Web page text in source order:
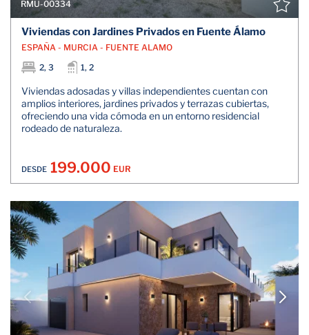
RMU-00334
Viviendas con Jardines Privados en Fuente Álamo
ESPAÑA - MURCIA - FUENTE ALAMO
2, 3
1, 2
Viviendas adosadas y villas independientes cuentan con
amplios interiores, jardines privados y terrazas cubiertas,
ofreciendo una vida cómoda en un entorno residencial
rodeado de naturaleza.
DESDE 199.000 EUR